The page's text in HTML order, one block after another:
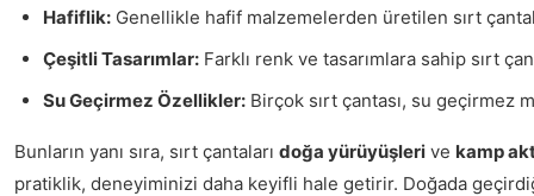
Hafiflik: Genellikle hafif malzemelerden üretilen sırt
Çeşitli Tasarımlar: Farklı renk ve tasarımlara sahip sırt
Su Geçirmez Özellikler: Birçok sırt çantası, su geçirmez
Bunların yanı sıra, sırt çantaları doğa yürüyüşleri ve kamp
pratiklik, deneyiminizi daha keyifli hale getirir. Doğada